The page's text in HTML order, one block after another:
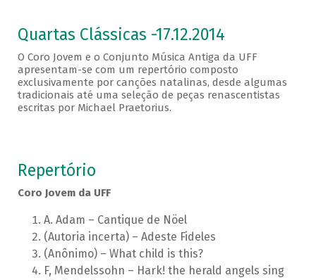
Quartas Clássicas -17.12.2014
O Coro Jovem e o Conjunto Música Antiga da UFF
apresentam-se com um repertório composto
exclusivamente por canções natalinas, desde algumas
tradicionais até uma seleção de peças renascentistas
escritas por Michael Praetorius.
Repertório
Coro Jovem da UFF
A. Adam – Cantique de Nöel
(Autoria incerta) – Adeste Fideles
(Anônimo) – What child is this?
F, Mendelssohn – Hark! the herald angels sing